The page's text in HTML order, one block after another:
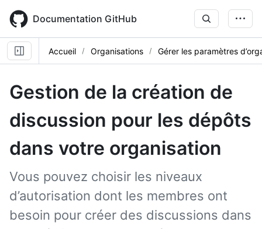
main
content
Documentation GitHub
Accueil Organisations Gérer les paramètres
Gestion de la création de
discussion pour les dépôts
dans votre organisation
Vous pouvez choisir les niveaux
d’autorisation dont les membres ont
besoin pour créer des discussions dans